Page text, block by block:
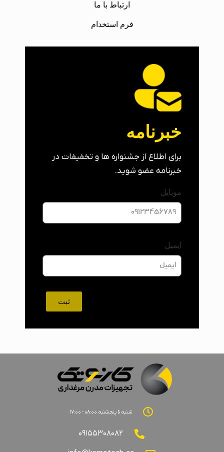
ارتباط با ما
فرم استخدام
خبرنامه
برای اطلاع از جشنواره ها و تخفیفات در
خبرنامه عضو شوید.
موبایل
ایمیل
ثبت
شنبه تا پنجشنبه ۰۸:۰۰ - ۱۷:۰۰
۰۹۱۵۵۳۰۸۰۸۲